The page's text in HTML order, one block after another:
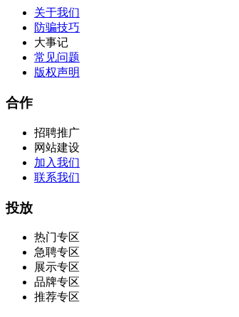
关于我们
防骗技巧
大事记
常见问题
版权声明
合作
招聘推广
网站建设
加入我们
联系我们
投放
热门专区
急聘专区
展示专区
品牌专区
推荐专区